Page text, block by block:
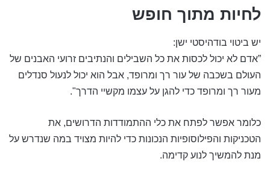
לחיות מתוך חופש
יש ביטוי בודהיסטי ישן:
”אדם לא יכול לכסות את כל השבילים והנתיבים זרועי האבנים של
העולם בשכבה של עור רך ומרופד, אבל הוא יכול לנעול סנדלים
מעור רך ומרופד כדי להגן על עצמו מקשיי הדרך".
כלומר אפשר לפתח את כלי ההתמודדות הדרושים, את
הטכניקות והפילוסופיות הנכונות כדי להיות מצויד במה שנדרש על
מנת להמשיך לנוע קדימה.